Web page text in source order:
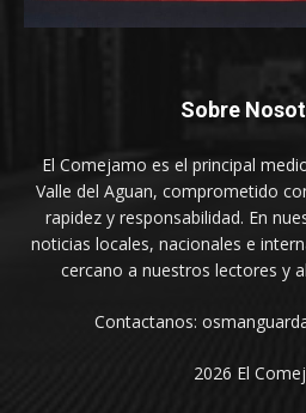
Sobre
El Comejamo es el principal
Valle del Aguan, comprometido
rapidez y responsabilidad. En
noticias locales, nacionales e
cercano a nuestros lectores y
Contactanos:
2026 El